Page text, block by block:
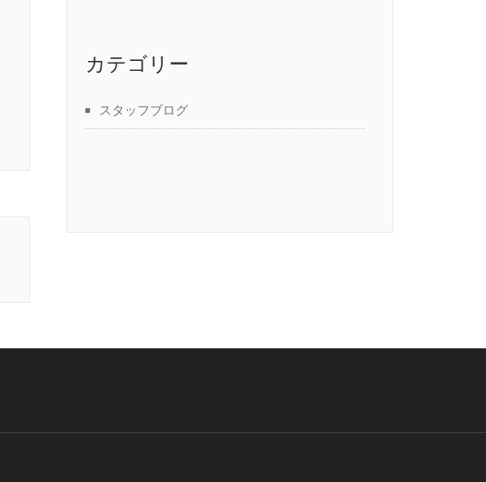
カテゴリー
スタッフブログ